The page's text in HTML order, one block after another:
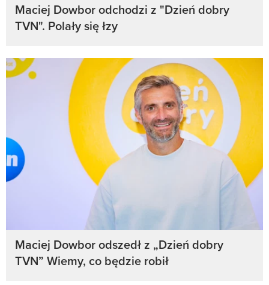
Maciej Dowbor odchodzi z "Dzień dobry
TVN". Polały się łzy
Maciej Dowbor odszedł z „Dzień dobry
TVN” Wiemy, co będzie robił